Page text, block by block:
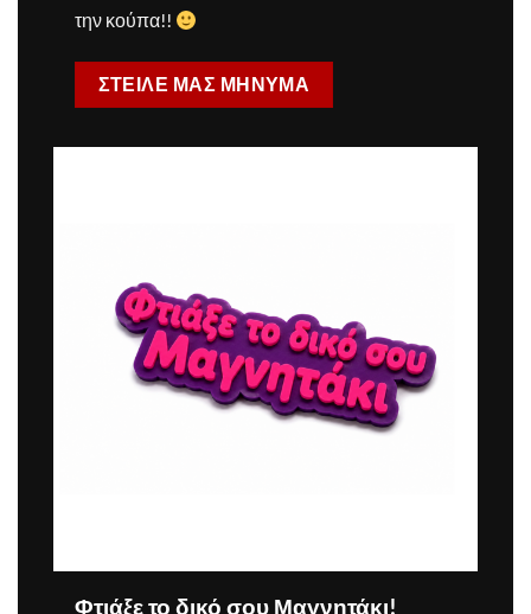
την κούπα!!
ΣΤΕΙΛΕ ΜΑΣ ΜΗΝΥΜΑ
Φτιάξε το δικό σου Μαγνητάκι!